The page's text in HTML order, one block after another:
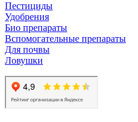
Пестициды
Удобрения
Био препараты
Вспомогательные препараты
Для почвы
Ловушки